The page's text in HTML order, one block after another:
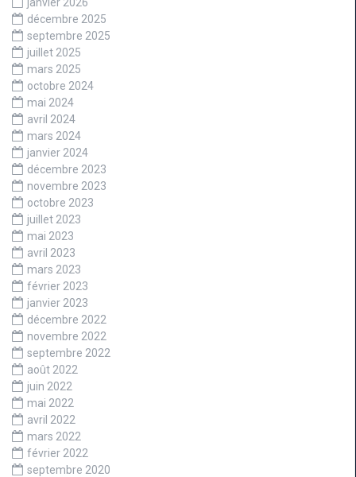
décembre 2025
septembre 2025
juillet 2025
mars 2025
octobre 2024
mai 2024
avril 2024
mars 2024
janvier 2024
décembre 2023
novembre 2023
octobre 2023
juillet 2023
mai 2023
avril 2023
mars 2023
février 2023
janvier 2023
décembre 2022
novembre 2022
septembre 2022
août 2022
juin 2022
mai 2022
avril 2022
mars 2022
février 2022
septembre 2020